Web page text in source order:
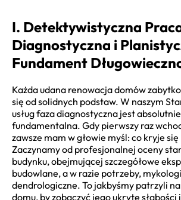
I. Detektywistyczna
Diagnostyczna i
Fundament
Każda udana renowacja domów
się od solidnych podstaw. W naszym
usług faza diagnostyczna jest
fundamentalna. Gdy pierwszy raz
zawsze mam w głowie myśl: co kryje
Zaczynamy od profesjonalnej oceny
budynku, obejmującej szczegółowe
budowlane, a w razie potrzeby,
dendrologiczne. To jakbyśmy patrzyli
domu, by zobaczyć jego ukryte słabości